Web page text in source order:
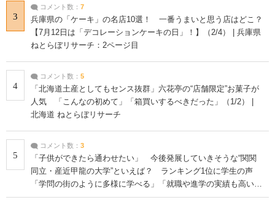
3
コメント数： 7
兵庫県の「ケーキ」の名店10選！ 一番うまいと思う店はどこ？
【7月12日は「デコレーションケーキの日」！】（2/4） | 兵庫県
ねとらぼリサーチ：2ページ目
4
コメント数： 5
「北海道土産としてもセンス抜群」六花亭の“店舗限定”お菓子が
人気 「こんなの初めて」「箱買いするべきだった」（1/2） |
北海道 ねとらぼリサーチ
5
コメント数： 3
「子供ができたら通わせたい」 今後発展していきそうな“関関
同立・産近甲龍の大学”といえば？ ランキング1位に学生の声
「学問の街のように多様に学べる」「就職や進学の実績も高い」
| 大学 ねとらぼリサーチ